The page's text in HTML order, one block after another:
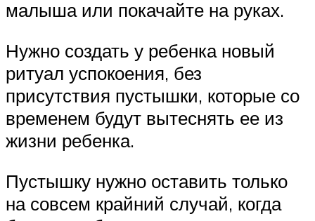
малыша или покачайте на руках.
Нужно создать у ребенка новый
ритуал успокоения, без
присутствия пустышки, которые со
временем будут вытеснять ее из
жизни ребенка.
Пустышку нужно оставить только
на совсем крайний случай, когда